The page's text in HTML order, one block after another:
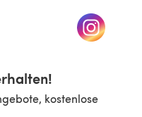
neuen Tab)(öffnet
kostenlose